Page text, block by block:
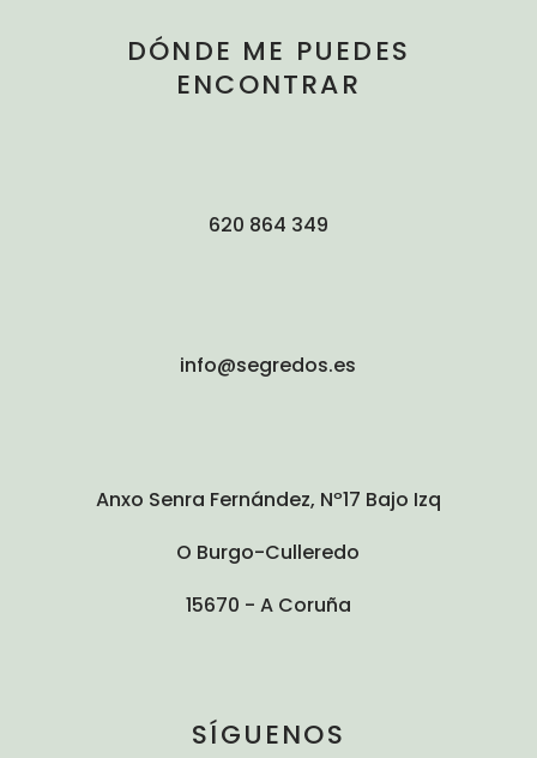
DÓNDE ME PUEDES
ENCONTRAR
620 864 349
info@segredos.es
Anxo Senra Fernández, Nº17 Bajo Izq
O Burgo-Culleredo
15670 - A Coruña
SÍGUENOS